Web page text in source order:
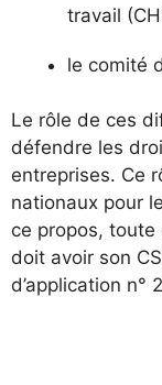
travail
le comité
Le rôle de ces
défendre les
entreprises. Ce
nationaux pour
ce propos, toute
doit avoir son
d’application n°